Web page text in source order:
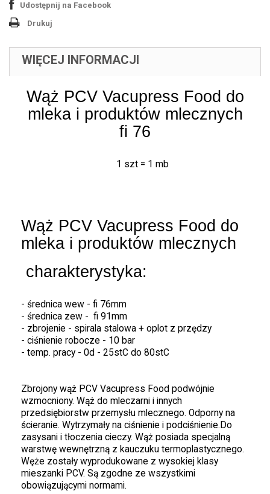
Udostępnij na Facebook
Drukuj
WIĘCEJ INFORMACJI
Wąż PCV Vacupress Food do
mleka i produktów mlecznych
fi 76
1 szt = 1 mb
Wąż PCV Vacupress Food do
mleka i produktów mlecznych
charakterystyka:
- średnica wew - fi 76mm
- średnica zew - fi 91mm
- zbrojenie - spirala stalowa + oplot z przędzy
- ciśnienie robocze - 10 bar
- temp. pracy - 0d - 25stC do 80stC
Zbrojony wąż PCV Vacupress Food podwójnie
wzmocniony. Wąż do mleczarni i innych
przedsiębiorstw przemysłu mlecznego. Odporny na
ścieranie. Wytrzymały na ciśnienie i podciśnienie.Do
zasysani i tłoczenia cieczy. Wąż posiada specjalną
warstwę wewnętrzną z kauczuku termoplastycznego.
Węże zostały wyprodukowane z wysokiej klasy
mieszanki PCV. Są zgodne ze wszystkimi
obowiązującymi normami.